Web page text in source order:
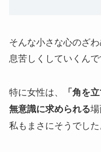
そんな小さな心のざ
息苦しくしていくんで
特に女性は、
「角を
無意識に求められる
私もまさにそうでした